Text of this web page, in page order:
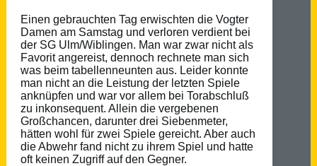
Einen gebrauchten Tag erwischten die Vogter
Damen am Samstag und verloren verdient bei
der SG Ulm/Wiblingen. Man war zwar nicht als
Favorit angereist, dennoch rechnete man sich
was beim tabellenneunten aus. Leider konnte
man nicht an die Leistung der letzten Spiele
anknüpfen und war vor allem bei Torabschluß
zu inkonsequent. Allein die vergebenen
Großchancen, darunter drei Siebenmeter,
hätten wohl für zwei Spiele gereicht. Aber auch
die Abwehr fand nicht zu ihrem Spiel und hatte
oft keinen Zugriff auf den Gegner.